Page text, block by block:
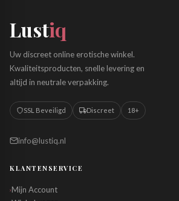
Lustiq
Uw discreet online erotische winkel.
Kwaliteitsproducten, snelle levering en
altijd in neutrale verpakking.
SSL Beveiligd Discreet 18+
info@lustiq.nl
KLANTENSERVICE
›Mijn Account